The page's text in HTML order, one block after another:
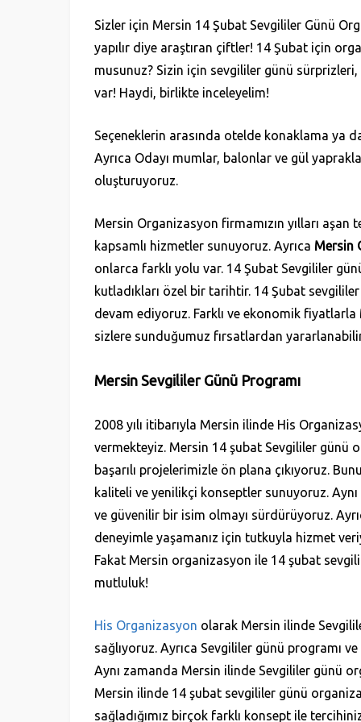
Sizler için Mersin 14 Şubat Sevgililer Günü
yapılır diye araştıran çiftler! 14 Şubat için
musunuz? Sizin için sevgililer günü
var! Haydi, birlikte inceleyelim!
Seçeneklerin arasında otelde konaklama ya
Ayrıca Odayı mumlar, balonlar ve gül
oluşturuyoruz.
Mersin Organizasyon firmamızın yılları
kapsamlı hizmetler sunuyoruz. Ayrıca Mersin
onlarca farklı yolu var. 14 Şubat Sevgililer
kutladıkları özel bir tarihtir. 14 Şubat
devam ediyoruz. Farklı ve ekonomik
sizlere sunduğumuz fırsatlardan
Mersin Sevgililer Günü Programı
2008 yılı itibarıyla Mersin ilinde His
vermekteyiz. Mersin 14 şubat Sevgililer günü
başarılı projelerimizle ön plana çıkıyoruz.
kaliteli ve yenilikçi konseptler sunuyoruz.
ve güvenilir bir isim olmayı sürdürüyoruz.
deneyimle yaşamanız için tutkuyla hizmet
Fakat Mersin organizasyon ile 14 şubat
mutluluk!
His Organizasyon olarak Mersin ilinde
sağlıyoruz. Ayrıca Sevgililer günü programı
Aynı zamanda Mersin ilinde Sevgililer günü
Mersin ilinde 14 şubat sevgililer günü
sağladığımız birçok farklı konsept ile